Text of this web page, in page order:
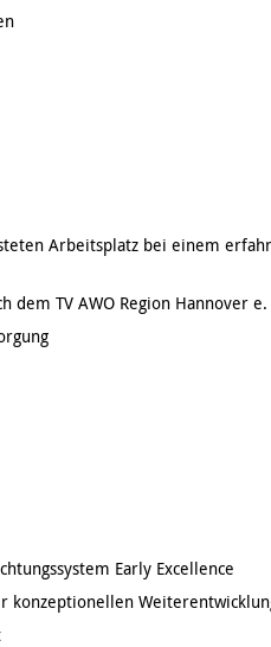
Arbeitsplatz bei einem
dem TV AWO Region Hannover e.
Early Excellence
konzeptionellen